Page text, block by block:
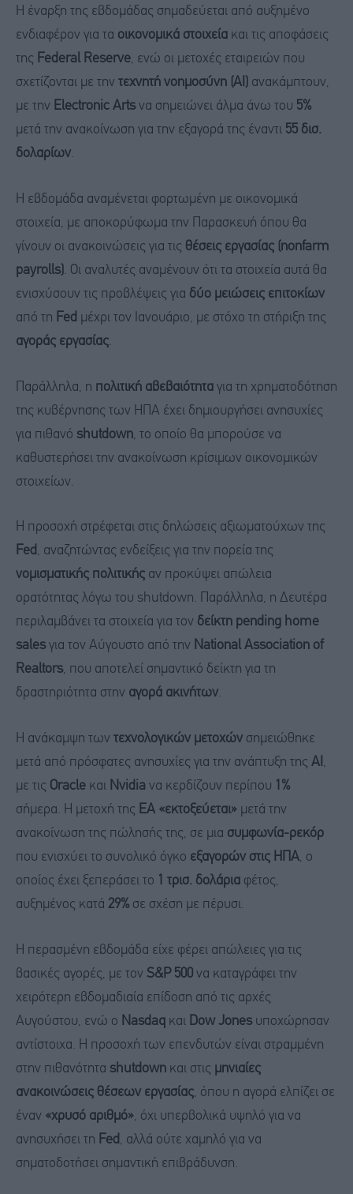
Η έναρξη της εβδομάδας σημαδεύεται από αυξημένο
ενδιαφέρον για τα οικονομικά στοιχεία και τις αποφάσεις
της Federal Reserve, ενώ οι μετοχές εταιρειών που
σχετίζονται με την τεχνητή νοημοσύνη (AI)
ανακάμπτουν,
με την Electronic Arts να σημειώνει άλμα άνω του 5%
μετά την ανακοίνωση για την εξαγορά της έναντι 55 δισ.
δολαρίων.
Η εβδομάδα αναμένεται φορτωμένη με οικονομικά
στοιχεία, με αποκορύφωμα την Παρασκευή όπου θα
γίνουν οι ανακοινώσεις για τις θέσεις εργασίας (nonfarm
payrolls) . Οι αναλυτές αναμένουν ότι τα στοιχεία αυτά θα
ενισχύσουν τις προβλέψεις για δύο μειώσεις επιτοκίων
από τη Fed μέχρι τον Ιανουάριο, με στόχο τη στήριξη της
αγοράς εργασίας.
Παράλληλα, η πολιτική αβεβαιότητα για τη χρηματοδότηση
της κυβέρνησης των ΗΠΑ έχει δημιουργήσει ανησυχίες
για πιθανό shutdown, το οποίο θα μπορούσε να
καθυστερήσει την ανακοίνωση κρίσιμων οικονομικών
στοιχείων.
Η προσοχή στρέφεται στις δηλώσεις αξιωματούχων της
Fed, αναζητώντας ενδείξεις για την πορεία της
νομισματικής πολιτικής αν προκύψει απώλεια
ορατότητας λόγω του shutdown. Παράλληλα, η Δευτέρα
περιλαμβάνει τα στοιχεία για τον δείκτη pending home
sales για τον Αύγουστο από την National Association of
Realtors, που αποτελεί σημαντικό δείκτη για τη
δραστηριότητα στην αγορά ακινήτων.
Η ανάκαμψη των τεχνολογικών μετοχών σημειώθηκε
μετά από πρόσφατες ανησυχίες για την ανάπτυξη της AI ,
με τις Oracle και Nvidia να κερδίζουν περίπου
1%
σήμερα. Η μετοχή της EA «εκτοξεύεται» μετά την
ανακοίνωση της πώλησής της, σε μια συμφωνία-ρεκόρ
που ενισχύει το συνολικό όγκο εξαγορών στις ΗΠΑ, ο
οποίος έχει ξεπεράσει το
1 τρισ. δολάρια φέτος,
αυξημένος κατά 29% σε σχέση με πέρυσι.
Η περασμένη εβδομάδα είχε φέρει απώλειες για τις
βασικές αγορές, με τον S&P 500 να καταγράφει την
χειρότερη εβδομαδιαία επίδοση από τις αρχές
Αυγούστου, ενώ ο Nasdaq και Dow Jones υποχώρησαν
αντίστοιχα. Η προσοχή των επενδυτών είναι στραμμένη
στην πιθανότητα shutdown και στις μηνιαίες
ανακοινώσεις θέσεων εργασίας, όπου η αγορά ελπίζει σε
έναν «χρυσό αριθμό», όχι υπερβολικά υψηλό για να
ανησυχήσει τη Fed, αλλά ούτε χαμηλό για να
σηματοδοτήσει σημαντική επιβράδυνση.